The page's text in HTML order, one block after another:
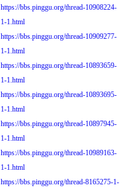
https://bbs.pinggu.org/thread-10908224-
1-1.html
https://bbs.pinggu.org/thread-10909277-
1-1.html
https://bbs.pinggu.org/thread-10893659-
1-1.html
https://bbs.pinggu.org/thread-10893695-
1-1.html
https://bbs.pinggu.org/thread-10897945-
1-1.html
https://bbs.pinggu.org/thread-10989163-
1-1.html
https://bbs.pinggu.org/thread-8165275-1-